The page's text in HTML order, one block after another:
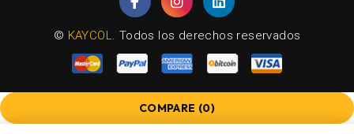
© KAYCOL. Todos los derechos reservados
COMPARE (0)